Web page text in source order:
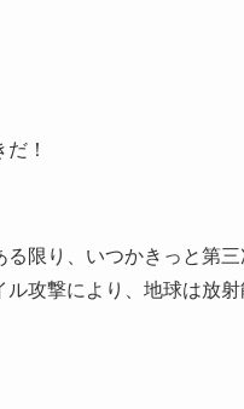
！
る限り、いつかきっと第
攻撃により、地球は放